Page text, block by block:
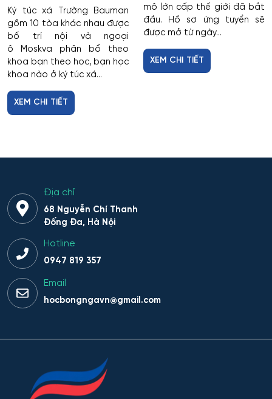
Ký túc xá Trường Bauman
gồm 10 tòa khác nhau được
bố trí nội và ngoại
ô Moskva phân bổ theo
khoa bạn theo học, bạn học
khoa nào ở ký túc xá...
XEM CHI TIẾT
mô lớn cấp thế giới đã bắt
đầu. Hồ sơ ứng tuyển sẽ
được mở từ ngày...
XEM CHI TIẾT
Địa chỉ
68 Nguyễn Chí Thanh
Đống Đa, Hà Nội
Hotline
0947 819 357
Email
hocbongngavn@gmail.com